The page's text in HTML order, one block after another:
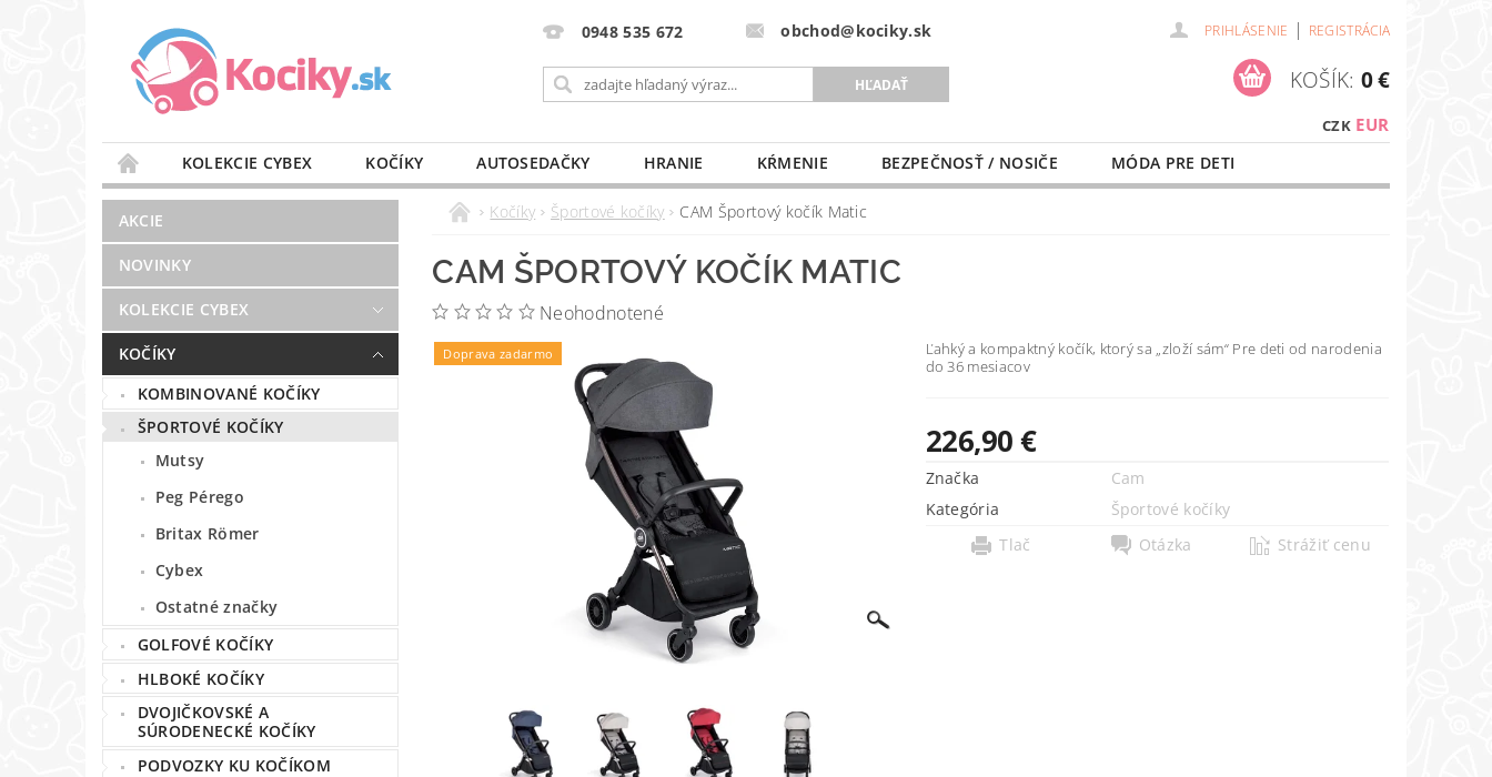
0948 535 672 obchod@kociky.sk PRIHLÁSENIE | REGISTRÁCIA
CZK EUR
KOŠÍK: 0 €
KOLEKCIE CYBEX KOČÍKY AUTOSEDAČKY HRANIE KŔMENIE BEZPEČNOSŤ / NOSIČE
MÓDA PRE DETI
STAROSTLIVOSŤ O VZDUCH
VÝBAVA DO PÔRODNICE MLIEKO A VÝŽIVA PRE MAMIČKU
BLOG
PREDAJŇA KONTAKT
AKCIE
NOVINKY
KOLEKCIE CYBEX
KOČÍKY
KOMBINOVANÉ KOČÍKY
ŠPORTOVÉ KOČÍKY
Mutsy
Peg Pérego
Britax Römer
Cybex
Ostatné značky
GOLFOVÉ KOČÍKY
HLBOKÉ KOČÍKY
DVOJIČKOVSKÉ A
SÚRODENECKÉ KOČÍKY
PODVOZKY KU KOČÍKOM
Kočíky Športové kočíky CAM Športový kočík Matic
CAM ŠPORTOVÝ KOČÍK MATIC
Neohodnotené
Doprava zadarmo
Ľahký a kompaktný kočík, ktorý sa „zloží sám“ Pre deti od narodenia
do 36 mesiacov
226,90 €
Značka
Cam
Kategória
Športové kočíky
Tlač
Otázka Strážiť cenu